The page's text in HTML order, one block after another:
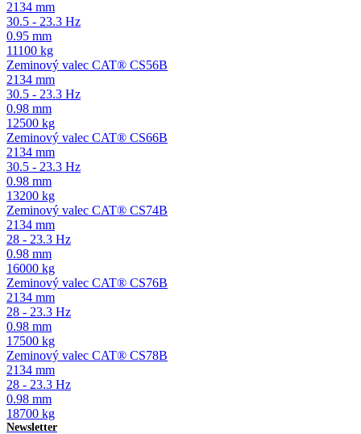
2134 mm
30.5 - 23.3 Hz
0.95 mm
11100 kg
Zeminový valec CAT® CS56B
2134 mm
30.5 - 23.3 Hz
0.98 mm
12500 kg
Zeminový valec CAT® CS66B
2134 mm
30.5 - 23.3 Hz
0.98 mm
13200 kg
Zeminový valec CAT® CS74B
2134 mm
28 - 23.3 Hz
0.98 mm
16000 kg
Zeminový valec CAT® CS76B
2134 mm
28 - 23.3 Hz
0.98 mm
17500 kg
Zeminový valec CAT® CS78B
2134 mm
28 - 23.3 Hz
0.98 mm
18700 kg
Newsletter